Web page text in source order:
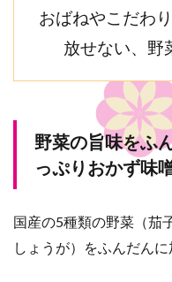
おばねやこだわ
放せない、 野
野菜の旨味をふ
っぷりおかず味
国産の5種類の野菜（茄
しょうが）をふんだんに